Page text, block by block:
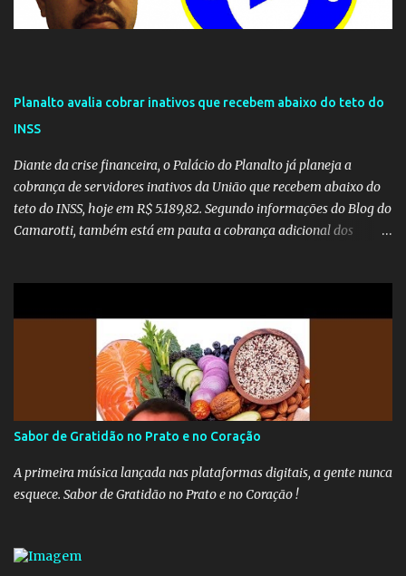
Planalto avalia cobrar inativos que recebem abaixo do teto do
INSS
Diante da crise financeira, o Palácio do Planalto já planeja a
cobrança de servidores inativos da União que recebem abaixo do
teto do INSS, hoje em R$ 5.189,82. Segundo informações do Blog do
Camarotti, também está em pauta a cobrança adicional dos
a publicação, a reforma da Previdência Social também está sendo
analisada pelos governadores, que querem subir a taxa de
recolhimento. Nesse caso, seriam atingidos os inativos da União e
dos estados. Atualmente, o teto do INSS é de R$ 5.189,82
Sabor de Gratidão no Prato e no Coração
A primeira música lançada nas plataformas digitais, a gente nunca
esquece. Sabor de Gratidão no Prato e no Coração !